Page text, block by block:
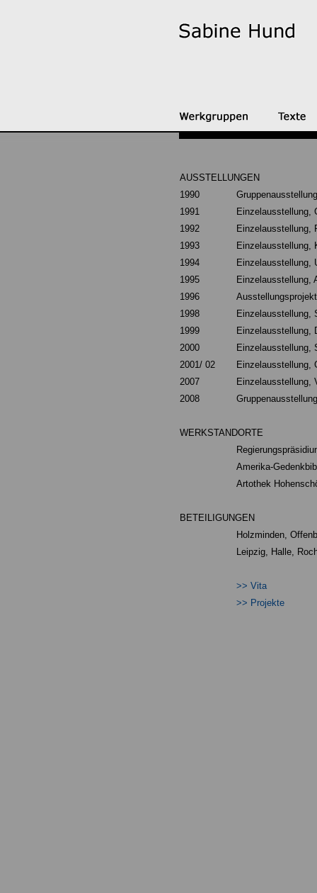
AUSSTELLUNGEN
1990
1991
Einzelausstellung,
1992
Einzelausstellung,
1993
Einzelausstellung,
1994
Einzelausstellung,
1995
Einzelausstellung,
1996
1998
Einzelausstellung,
1999
Einzelausstellung,
2000
Einzelausstellung,
2001/ 02
Einzelausstellung,
2007
Einzelausstellung,
2008
WERKSTANDORTE
Amerika-
Artothek
BETEILIGUNGEN
Holzminden,
Leipzig, Halle,
>> Vita
>> Projekte